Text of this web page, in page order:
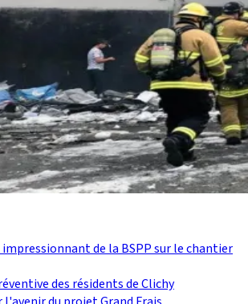
de la BSPP sur le chantier
des résidents de Clichy